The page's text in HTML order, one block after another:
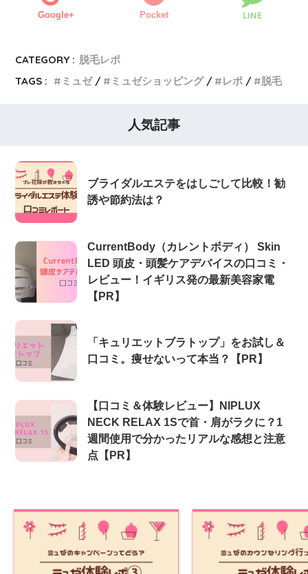
Google+ Pocket LINE
CATEGORY : 脱毛レポ
TAGS :
ミュゼ ミュゼショッピング レポ 脱毛
人気記事
ブライダルエステをはしごして比較！勧
誘や節約法は？
CurrentBody（カレントボディ） Skin
LED 頭皮・頭髪ケアデバイスの口コミ・
レビュー！イギリス発の最新美容家電
【PR】
「キュリエットブラトップ」をお試し＆
口コミ。痩せないって本当？【PR】
【口コミ＆体験レビュー】NIPLUX
NECK RELAX 1Sで首・肩がラクに？1
週間使用で分かったリアルな感想と注意
点【PR】